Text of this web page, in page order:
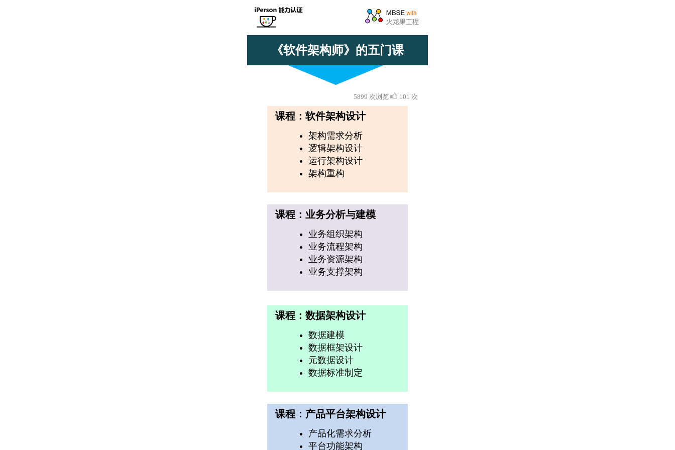
《软件架构师》的五门课
5899 次浏览 101 次
课程：软件架构设计
架构需求分析
逻辑架构设计
运行架构设计
架构重构
课程：业务分析与建模
业务组织架构
业务流程架构
业务资源架构
业务支撑架构
课程：数据架构设计
数据建模
数据框架设计
元数据设计
数据标准制定
课程：产品平台架构设计
产品化需求分析
平台功能架构